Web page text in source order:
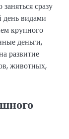
сразу
видами
крупного
деньги,
развитие
животных,